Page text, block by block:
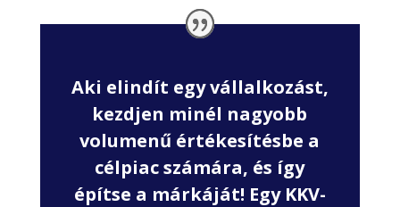
Aki elindít egy vállalkozást,
kezdjen minél nagyobb
volumenű értékesítésbe a
célpiac számára, és így
építse a márkáját! Egy KKV-